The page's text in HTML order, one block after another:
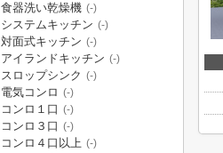
食器洗い乾燥機 (-)
システムキッチン (-)
対面式キッチン (-)
アイランドキッチン (-)
スロップシンク (-)
電気コンロ (-)
コンロ１口 (-)
コンロ３口 (-)
コンロ４口以上 (-)